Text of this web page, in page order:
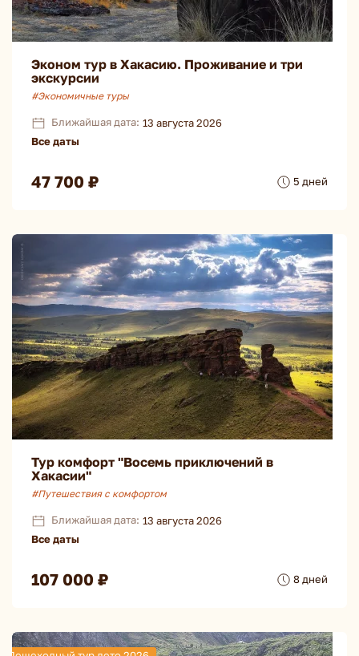
Эконом тур в Хакасию. Проживание и три
экскурсии
#Экономичные туры
Ближайшая дата: 13 августа 2026
Все даты
47 700 ₽ 5 дней
Тур комфорт "Восемь приключений в
Хакасии"
#Путешествия с комфортом
Ближайшая дата: 13 августа 2026
Все даты
107 000 ₽ 8 дней